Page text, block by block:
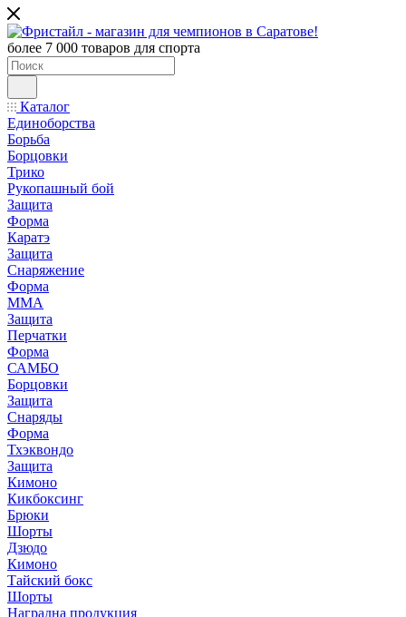
более 7 000 товаров для спорта
Каталог
Единоборства
Борьба
Борцовки
Трико
Рукопашный бой
Защита
Форма
Каратэ
Защита
Снаряжение
Форма
ММА
Защита
Перчатки
Форма
САМБО
Борцовки
Защита
Снаряды
Форма
Тхэквондо
Защита
Кимоно
Кикбоксинг
Брюки
Шорты
Дзюдо
Кимоно
Тайский бокс
Шорты
Наградна продукция